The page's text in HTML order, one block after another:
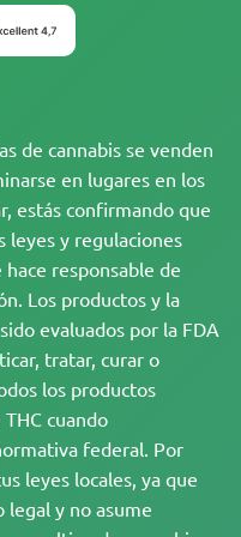
de cannabis se venden
en lugares en los
estás confirmando que
leyes y regulaciones
hace responsable de
Los productos y la
evaluados por la FDA
tratar, curar o
los productos
cuando
federal. Por
leyes locales, ya que
legal y no asume